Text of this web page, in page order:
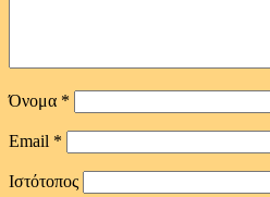
Όνομα *
Email *
Ιστότοπος